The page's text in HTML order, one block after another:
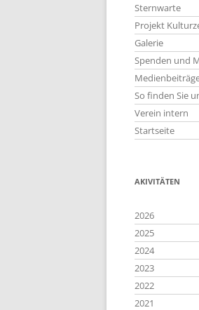
Sternwarte
Projekt
Galerie
Spenden und
So finden Sie
Verein intern
Startseite
AKIVITÄTEN
2026
2025
2024
2023
2022
2021